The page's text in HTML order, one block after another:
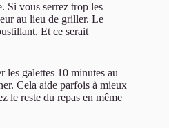
Si vous serrez trop les
au lieu de griller. Le
Et ce serait
les galettes 10 minutes au
Cela aide parfois à mieux
le reste du repas en même